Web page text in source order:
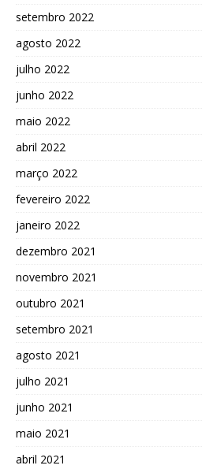
setembro 2022
agosto 2022
julho 2022
junho 2022
maio 2022
abril 2022
março 2022
fevereiro 2022
janeiro 2022
dezembro 2021
novembro 2021
outubro 2021
setembro 2021
agosto 2021
julho 2021
junho 2021
maio 2021
abril 2021